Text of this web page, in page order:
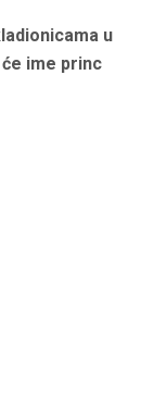
u
ime princ